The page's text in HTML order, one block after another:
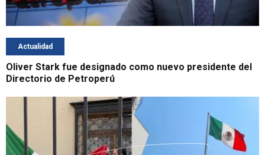
Actualidad
Oliver Stark fue designado como nuevo presidente del
Directorio de Petroperú